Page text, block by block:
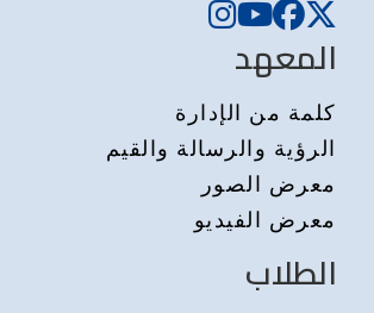
المعهد
كلمة من الإدارة
الرؤية والرسالة والقيم
معرض الصور
معرض الفيديو
الطلاب